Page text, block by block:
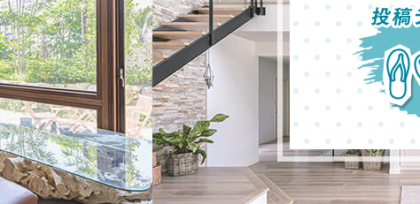
モデルハウス紹介 ご相談デス
カタログ請求 ご相談デスク
カタログ請求 お問い合わせフ